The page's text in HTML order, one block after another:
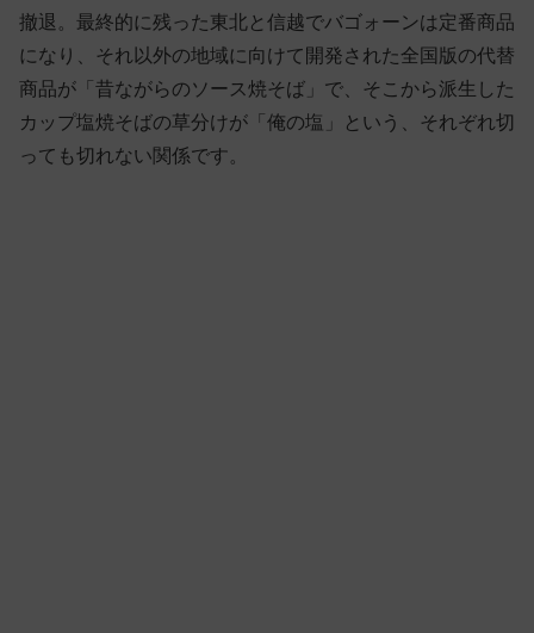
撤退。最終的に残った東北と信越でバゴォーンは定番商品
になり、それ以外の地域に向けて開発された全国版の代替
商品が「昔ながらのソース焼そば」で、そこから派生した
カップ塩焼そばの草分けが「俺の塩」という、それぞれ切
っても切れない関係です。